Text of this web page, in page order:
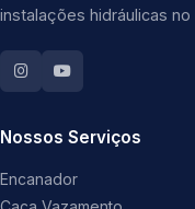
instalações hidráulicas
Nossos Serviços
Encanador